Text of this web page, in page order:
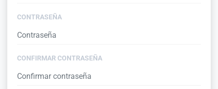
CONTRASEÑA
CONFIRMAR CONTRASEÑA